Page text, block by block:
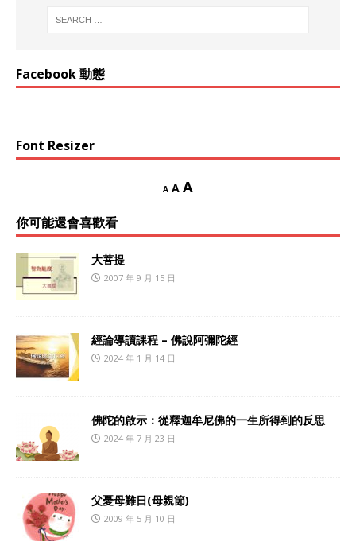
Facebook 動態
Font Resizer
A A A
你可能還會喜歡看
大菩提
2007 年 9 月 15 日
經論導讀課程 – 佛說阿彌陀經
2024 年 1 月 14 日
佛陀的啟示：從釋迦牟尼佛的一生所得到的反思
2024 年 7 月 23 日
父憂母難日(母親節)
2009 年 5 月 10 日